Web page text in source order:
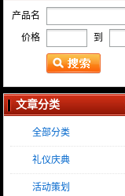
产品名
价格
到
文章分类
全部分类
礼仪庆典
活动策划